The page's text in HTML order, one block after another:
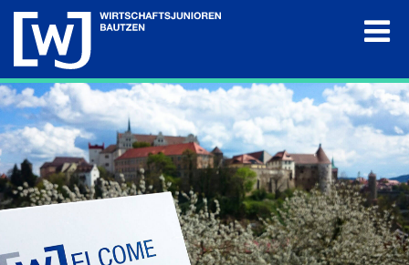
Die WJ
Termine
Projekte
Mitglieder